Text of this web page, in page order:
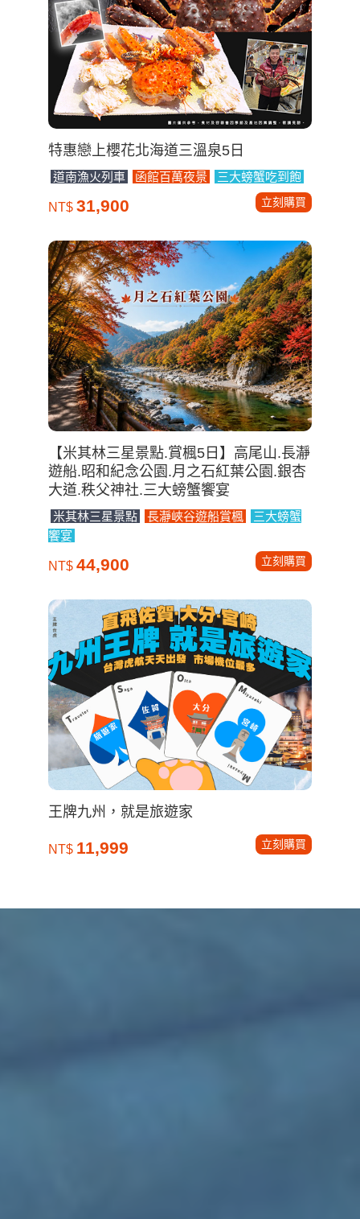
特惠戀上櫻花北海道三溫泉5日
道南漁火列車 函館百萬夜景 三大螃蟹吃到飽
NT$ 31,900 立刻購買
【米其林三星景點.賞楓5日】高尾山.長瀞
遊船.昭和紀念公園.月之石紅葉公園.銀杏
大道.秩父神社.三大螃蟹饗宴
米其林三星景點 長瀞峽谷遊船賞楓
三大螃蟹
饗宴
NT$ 44,900 立刻購買
王牌九州，就是旅遊家
NT$ 11,999 立刻購買